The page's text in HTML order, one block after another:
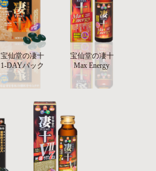
宝仙堂の凄十
1-DAYパック
宝仙堂の凄十
Max Energy